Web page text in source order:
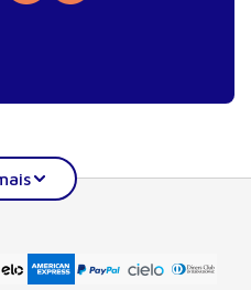
conteúdo essencial à